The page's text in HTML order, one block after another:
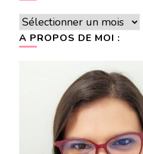
Archives
A PROPOS DE MOI :